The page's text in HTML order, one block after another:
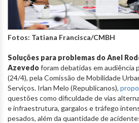
Fotos: Tatiana Francisca/CMBH
Soluções para problemas do Anel
Azevedoforam debatidas em audiência
(24/4), pela Comissão de Mobilidade
Serviços. Irlan Melo (Republicanos),
questões como dificuldade de vias
e infraestrutura, gargalos e tráfego
pesados, além da quantidade de